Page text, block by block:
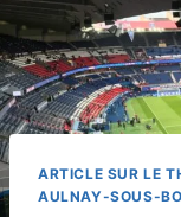
ARTICLE SUR LE
AULNAY-SOUS-